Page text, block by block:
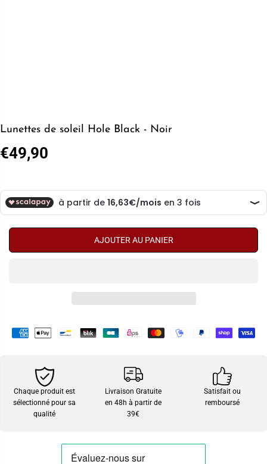
Lunettes de soleil Hole Black - Noir
P
R
€49,90
AJOUTER AU PANIER
Chaque produit est
sélectionné pour sa
qualité
Livraison Gratuite
en 48h à partir de
39€
Satisfait ou
remboursé